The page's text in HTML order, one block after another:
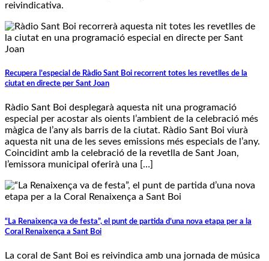
reivindicativa.
Recupera l’especial de Ràdio Sant Boi recorrent totes les revetlles de la
ciutat en directe per Sant Joan
Ràdio Sant Boi desplegarà aquesta nit una programació
especial per acostar als oients l’ambient de la celebració més
màgica de l’any als barris de la ciutat. Ràdio Sant Boi viurà
aquesta nit una de les seves emissions més especials de l’any.
Coincidint amb la celebració de la revetlla de Sant Joan,
l’emissora municipal oferirà una […]
“La Renaixença va de festa”, el punt de partida d’una nova etapa per a la
Coral Renaixença a Sant Boi
La coral de Sant Boi es reivindica amb una jornada de música